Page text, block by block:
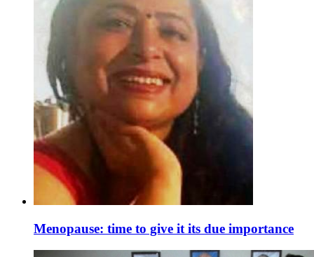
Menopause: time to give it its due importance